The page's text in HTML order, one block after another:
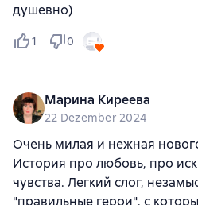
душевно)
1 0
Марина Киреева
22 Dezember 2024
Очень милая и нежная
История про любовь, про
чувства. Легкий слог,
"правильные герои", с